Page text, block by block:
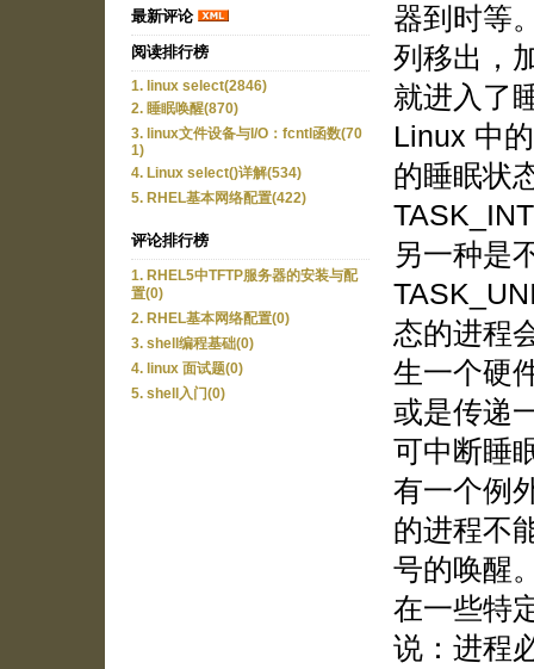
最新评论
阅读排行榜
1. linux select(2846)
2. 睡眠唤醒(870)
3. linux文件设备与I/O：fcntl函数(70
1)
4. Linux select()详解(534)
5. RHEL基本网络配置(422)
评论排行榜
1. RHEL5中TFTP服务器的安装与配
置(0)
2. RHEL基本网络配置(0)
3. shell编程基础(0)
4. linux 面试题(0)
5. shell入门(0)
器到时等
列移出，
就进入了
Linux 中
的睡眠状
另一种是
态的进程
生一个硬
或是传递
可中断睡
有一个例
的进程不
号的唤醒
在一些特
说：进程